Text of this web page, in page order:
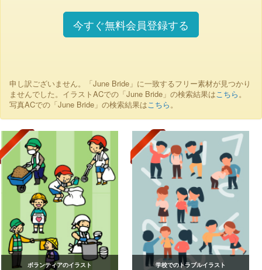
今すぐ無料会員登録する
申し訳ございません。「June Bride」に一致するフリー素材が見つかり
ませんでした。イラストACでの「June Bride」の検索結果はこちら。
写真ACでの「June Bride」の検索結果はこちら。
ボランティアのイラスト 学校でのトラブルイラスト